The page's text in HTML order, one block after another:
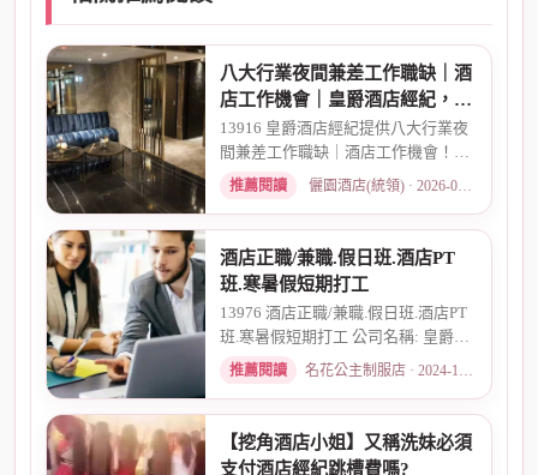
八大行業夜間兼差工作職缺｜酒
店工作機會｜皇爵酒店經紀，高
薪現領彈性排班
13916 皇爵酒店經紀提供八大行業夜
間兼差工作職缺｜酒店工作機會！彈
性排班、當日現領、無經驗可...
推薦閱讀 儷園酒店(統領) · 2026-03-16
酒店正職/兼職.假日班.酒店PT
班.寒暑假短期打工
13976 酒店正職/兼職.假日班.酒店PT
班.寒暑假短期打工 公司名稱: 皇爵酒
店經紀娛樂開發國際(股)...
推薦閱讀 名花公主制服店 · 2024-10-07
【挖角酒店小姐】又稱洗妹必須
支付酒店經紀跳槽費嗎?